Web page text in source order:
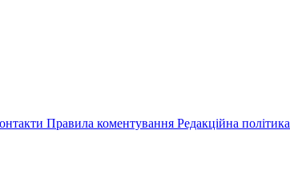
Правила коментування Редакційна політика